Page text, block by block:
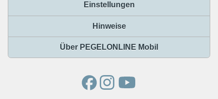
Einstellungen
Hinweise
Über PEGELONLINE Mobil